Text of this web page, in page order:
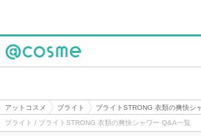
アットコスメ ブライト ブライトSTRONG 衣類の爽快シ
ブライト / ブライトSTRONG 衣類の爽快シャワー Q&A一覧